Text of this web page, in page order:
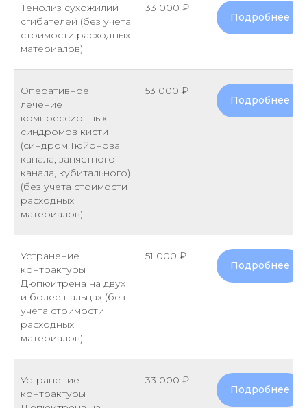
Тенолиз сухожилий
сгибателей (без учета
стоимости расходных
материалов)
33 000 ₽
Подробнее
Оперативное
лечение
компрессионных
синдромов кисти
(синдром Гюйонова
канала, запястного
канала, кубитального)
(без учета стоимости
расходных
материалов)
53 000 ₽
Подробнее
Устранение
контрактуры
Дюпюитрена на двух
и более пальцах (без
учета стоимости
расходных
материалов)
51 000 ₽
Подробнее
Устранение
контрактуры
33 000 ₽
Подробнее